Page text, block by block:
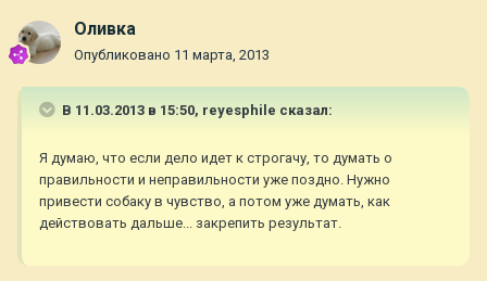
Оливка
Опубликовано 11 марта, 2013
В 11.03.2013 в 15:50, reyesphile сказал:
Я думаю, что если дело идет к строгачу, то думать о
правильности и неправильности уже поздно. Нужно
привести собаку в чувство, а потом уже думать, как
действовать дальше... закрепить результат.